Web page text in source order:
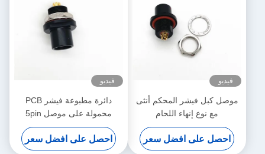
فيديو
موصل كبل فيشر المحكم أنثى
مع نوع إنهاء اللحام
احصل على افضل سعر
فيديو
دائرة مطبوعة فيشر PCB
محمولة على موصل 5pin
مطلي باللون الأسود
احصل على افضل سعر